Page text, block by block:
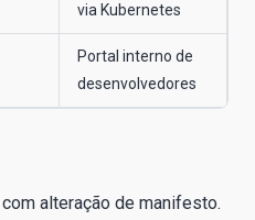
via Kubernetes
Portal interno de
desenvolvedores
alteração de manifesto.